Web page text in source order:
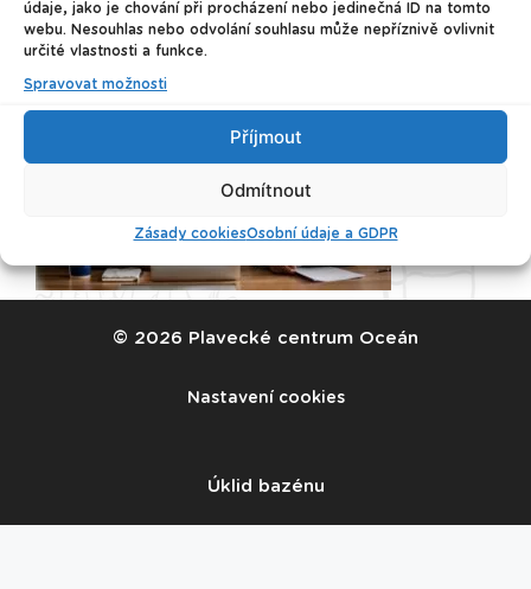
údaje, jako je chování při procházení nebo jedinečná ID na tomto
webu. Nesouhlas nebo odvolání souhlasu může nepříznivě ovlivnit
určité vlastnosti a funkce.
Spravovat možnosti
Příjmout
Odmítnout
Zásady cookiesOsobní údaje a GDPR
pxhere.com_
© 2026 Plavecké centrum Oceán
Nastavení cookies
Úklid bazénu